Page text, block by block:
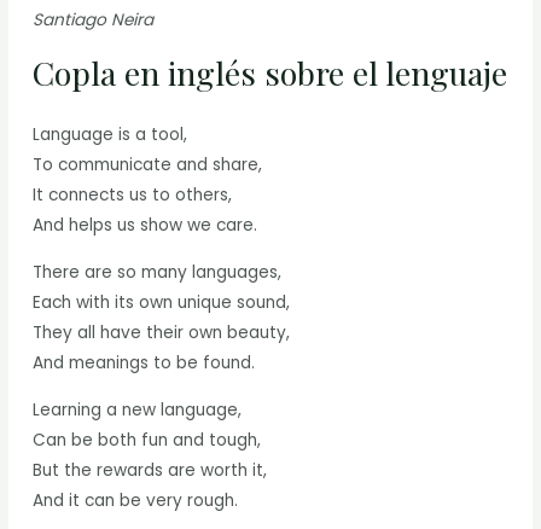
Santiago Neira
Copla en inglés sobre el lenguaje
Language is a tool,
To communicate and share,
It connects us to others,
And helps us show we care.
There are so many languages,
Each with its own unique sound,
They all have their own beauty,
And meanings to be found.
Learning a new language,
Can be both fun and tough,
But the rewards are worth it,
And it can be very rough.